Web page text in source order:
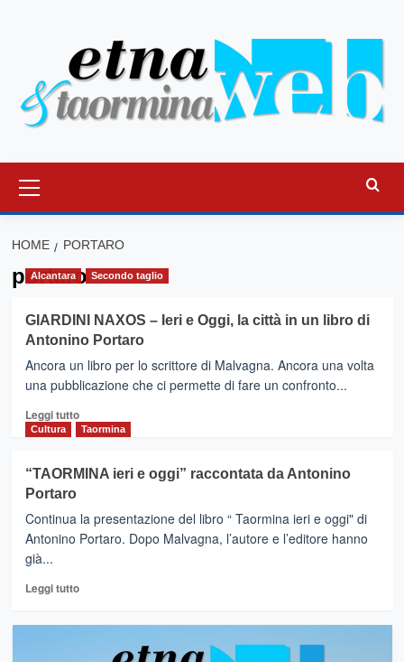
principale
HOME PORTARO
portaro
Alcantara Secondo taglio
GIARDINI NAXOS – Ieri e Oggi, la città in un libro di
Antonino Portaro
Ancora un libro per lo scrittore di Malvagna. Ancora una volta
una pubblicazione che ci permette di fare un confronto...
Leggi tuttoLeggi
di
GIARDINI
–
Ieri
e
la
Cultura Taormina
“TAORMINA ieri e oggi” raccontata da Antonino
Portaro
Continua la presentazione del libro “ Taormina ieri e oggi" di
Antonino Portaro. Dopo Malvagna, l’autore e l’editore hanno
già...
Leggi tuttoLeggi
“TAORMINA